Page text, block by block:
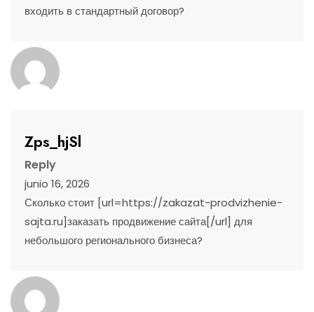
входить в стандартный договор?
Zps_hjSl
Reply
junio 16, 2026
Сколько стоит [url=https://zakazat-prodvizhenie-
sajta.ru]заказать продвижение сайта[/url] для
небольшого регионального бизнеса?